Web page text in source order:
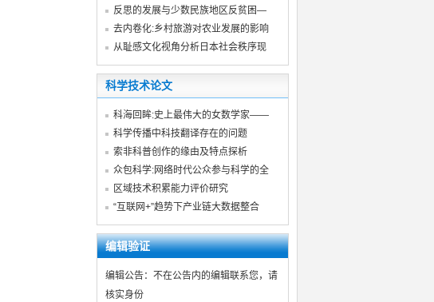
反思的发展与少数民族地区反贫困—
去内卷化:乡村旅游对农业发展的影响
从耻感文化视角分析日本社会秩序现
科学技术论文
科海回眸:史上最伟大的女数学家——
科学传播中科技翻译存在的问题
索非科普创作的缘由及特点探析
众包科学:网络时代公众参与科学的全
区域技术积累能力评价研究
“互联网+”趋势下产业链大数据整合
编辑验证
编辑公告：不在公告内的编辑联系您，请
核实身份